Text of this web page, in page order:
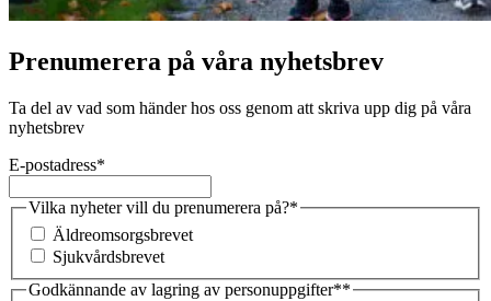
Prenumerera på våra nyhetsbrev
Ta del av vad som händer hos oss genom att skriva upp dig på våra
nyhetsbrev
E-postadress*
Vilka nyheter vill du prenumerera på?*
Äldreomsorgsbrevet
Sjukvårdsbrevet
Godkännande av lagring av personuppgifter**